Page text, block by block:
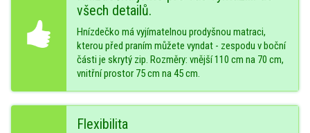
všech detailů.
Hnízdečko má vyjímatelnou prodyšnou matraci,
kterou před praním můžete vyndat - zespodu v boční
části je skrytý zip. Rozměry: vnější 110 cm na 70 cm,
vnitřní prostor 75 cm na 45 cm.
Flexibilita